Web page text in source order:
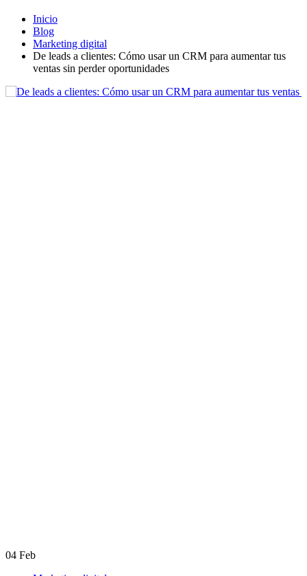
Inicio
Blog
Marketing digital
De leads a clientes: Cómo usar un CRM para aumentar tus
ventas sin perder oportunidades
04 Feb